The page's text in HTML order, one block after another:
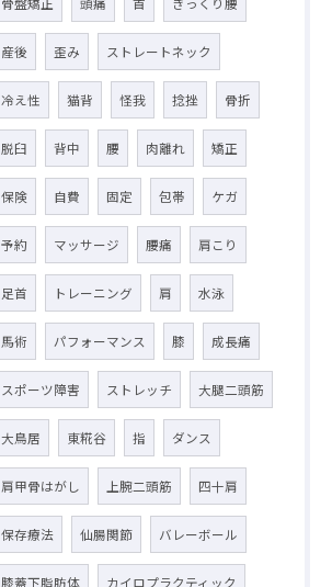
産後 歪み ストレートネック
冷え性 猫背 怪我 捻挫 骨折
脱臼 背中 腰 肉離れ 矯正
保険 自費 固定 包帯 ケガ
予約 マッサージ 腰痛 肩こり
足首 トレーニング 肩 水泳
馬術 パフォーマンス 膝 成長痛
スポーツ障害 ストレッチ 大腿二頭筋
大鳥居 東糀谷 指 ダンス
肩甲骨はがし 上腕二頭筋 四十肩
保存療法 仙腸関節 バレーボール
膝蓋下脂肪体 カイロプラクティック